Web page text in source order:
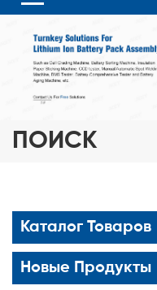
ПОИСК
Каталог Товаров
Новые Продукты